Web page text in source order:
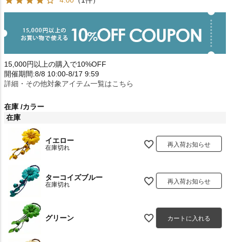
15,000円以上の購入で10%OFF
開催期間:8/8 10:00-8/17 9:59
詳細・その他対象アイテム一覧はこちら
在庫 カラー
在庫
イエロー
在庫切れ 再入荷お知らせ
ターコイズブルー
在庫切れ 再入荷お知らせ
グリーン カートに入れる